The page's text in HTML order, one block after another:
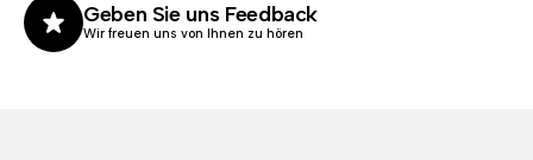
Geben Sie uns Feedback
Wir freuen uns von Ihnen zu hören